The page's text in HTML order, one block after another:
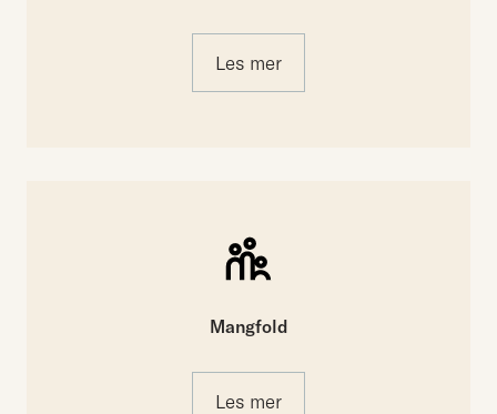
Les mer
Mangfold
Les mer